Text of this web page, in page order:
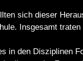
sich dieser
Insgesamt
in den Disziplinen